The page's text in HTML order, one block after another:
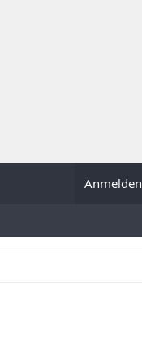
Anmelden